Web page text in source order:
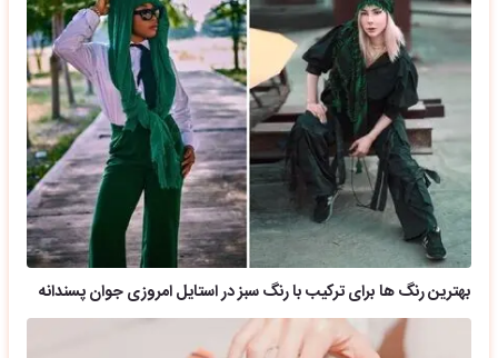
بهترین رنگ ها برای ترکیب با رنگ سبز در استایل امروزی جوان پسندانه